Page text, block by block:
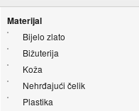
Materijal
Bijelo zlato
Bižuterija
Koža
Nehrđajući čelik
Plastika